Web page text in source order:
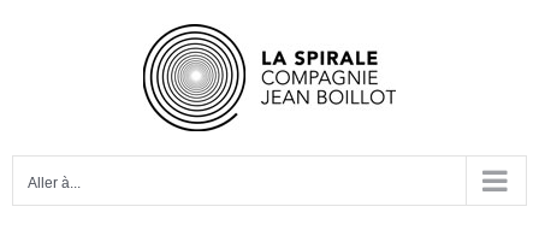
Aller à...